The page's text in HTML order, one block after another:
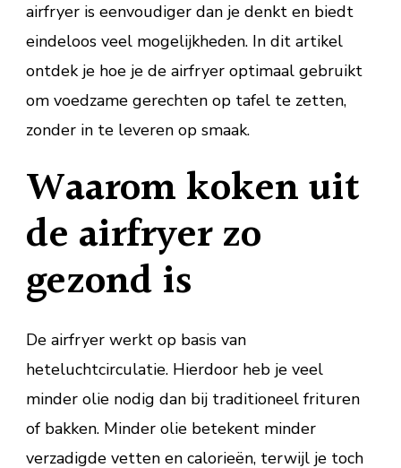
airfryer is eenvoudiger dan je denkt en biedt
eindeloos veel mogelijkheden. In dit artikel
ontdek je hoe je de airfryer optimaal gebruikt
om voedzame gerechten op tafel te zetten,
zonder in te leveren op smaak.
Waarom koken uit
de airfryer zo
gezond is
De airfryer werkt op basis van
heteluchtcirculatie. Hierdoor heb je veel
minder olie nodig dan bij traditioneel frituren
of bakken. Minder olie betekent minder
verzadigde vetten en calorieën, terwijl je toch